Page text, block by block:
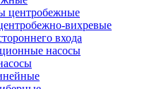
центробежные
вихревые
входа
насосы